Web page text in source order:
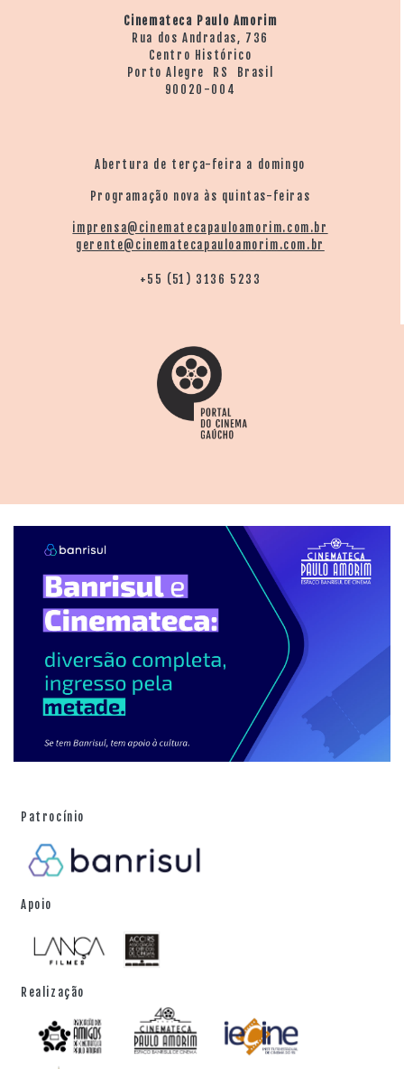
Cinemateca Paulo Amorim
Rua dos Andradas, 736
Centro Histórico
Porto Alegre RS Brasil
90020-004
Abertura de terça-feira a domingo
Programação nova às quintas-feiras
imprensa@cinematecapauloamorim.com.br
gerente@cinematecapauloamorim.com.br
+55 (51) 3136 5233
Patrocínio
Apoio
Realização